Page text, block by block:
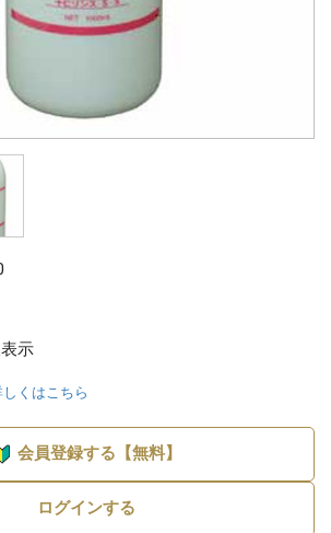
示
くはこちら
会員登録する【無料】
ログインする